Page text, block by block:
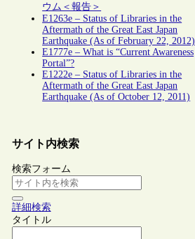
ウム＜報告＞
E1263e – Status of Libraries in the
Aftermath of the Great East Japan
Earthquake (As of February 22, 2012)
E1777e – What is “Current Awareness
Portal”?
E1222e – Status of Libraries in the
Aftermath of the Great East Japan
Earthquake (As of October 12, 2011)
サイト内検索
検索フォーム
詳細検索
タイトル